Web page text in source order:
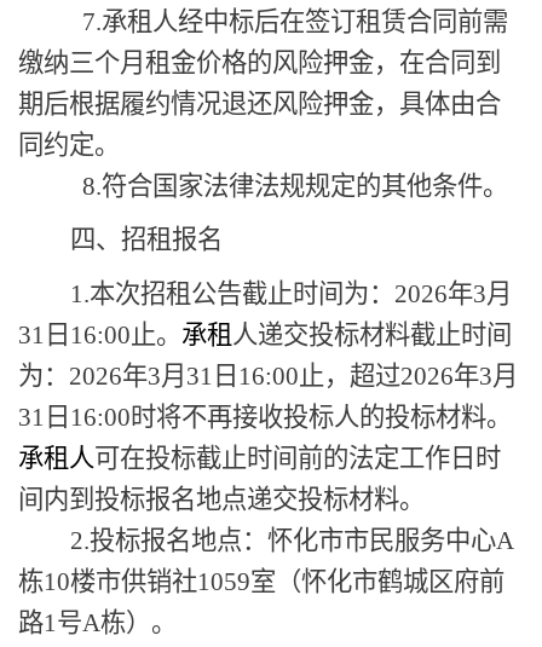
7.承租人经中标后在签订租赁合同前需
缴纳三个月租金价格的风险押金，在合同到
期后根据履约情况退还风险押金，具体由合
同约定。
8.符合国家法律法规规定的其他条件。
四、招租报名
1.本次招租 公告截止时间为： 2026年3月
31 日 16:00 止。 承租 人递交投标材料截止时间
为： 2026年3月 31 日 16:00 止，超过2026年3月
31 日 16:00时将不再接收投标人的投标材料。
承租人可在投标截止时间前的法定工作日时
间内到投标报名地点递交投标材料。
2.投标报名地点：怀化市市民服务中心A
栋10楼市供销社1059室（怀化市鹤城区府前
路1号A栋） 。